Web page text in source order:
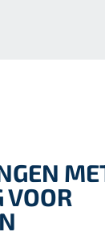
VOOR